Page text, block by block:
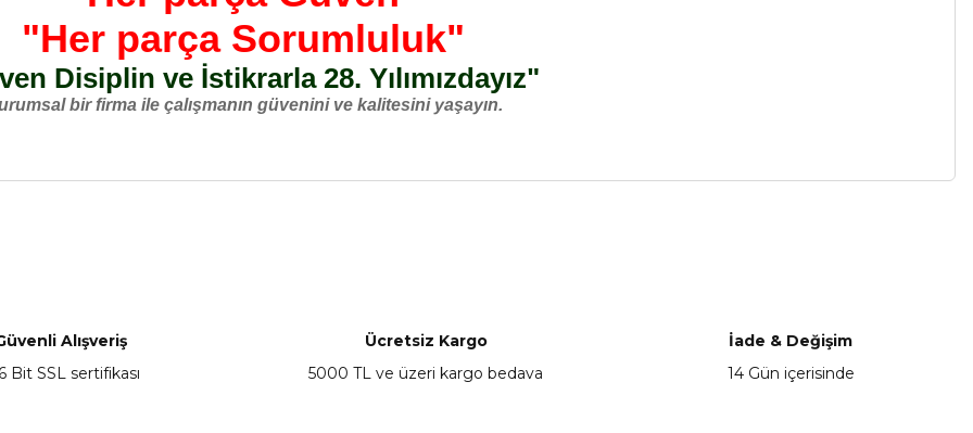
"Her parça Sorumluluk"
Disiplin ve İstikrarla 28. Yılımızdayız"
bir firma ile çalışmanın güvenini ve kalitesini yaşayın.
Alışveriş
Bit SSL sertifikası
Ücretsiz Kargo
5000 TL ve üzeri kargo bedava
İade & Değişim
14 Gün içerisinde